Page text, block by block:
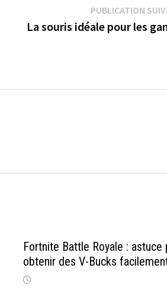
PUBLICATION
La souris idéale pour les
Fortnite Battle Royale : astuce
obtenir des V-Bucks